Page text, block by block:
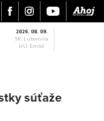
2026. 08. 09.
SK: Ľubomíra
HU: Emőd
súťaže